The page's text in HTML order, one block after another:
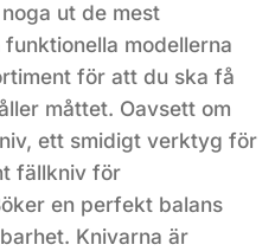
ut de mest
modellerna
för att du ska få
måttet. Oavsett om
ett smidigt verktyg för
fällkniv för
en perfekt balans
Knivarna är